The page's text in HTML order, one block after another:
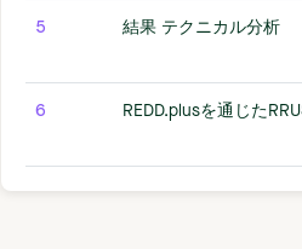
5 結果 テクニカル分析
6 REDD.plusを通じた